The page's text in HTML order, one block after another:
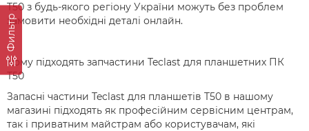
Фильтр
T50 з будь-якого регіону України можуть без проблем
замовити необхідні деталі онлайн.
Кому підходять запчастини Teclast для планшетних ПК
T50
Запасні частини Teclast для планшетів T50 в нашому
магазині підходять як професійним сервісним центрам,
так і приватним майстрам або користувачам, які